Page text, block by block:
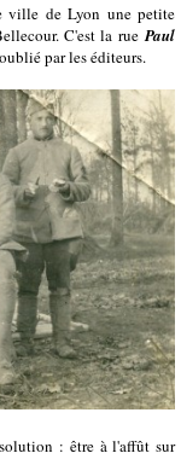
ville de Lyon une petite
C'est la ruePaul
par les éditeurs.
: être à l'affût sur